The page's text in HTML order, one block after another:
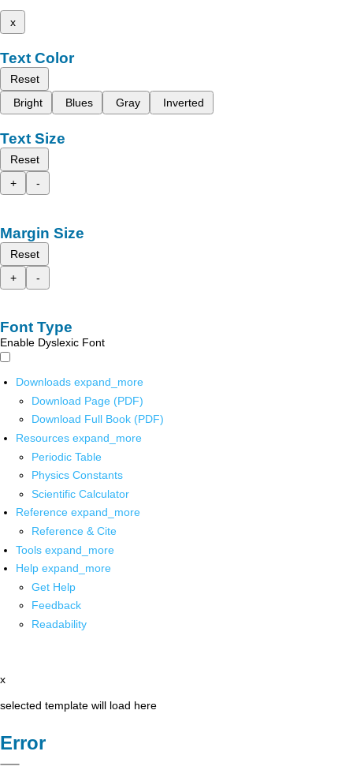
x
Text Color
Reset
Bright
Blues Gray Inverted
Text Size
Reset
+
-
Margin Size
Reset
+
-
Font Type
Enable Dyslexic Font
Downloads expand_more
Download Page (PDF)
Download Full Book (PDF)
Resources expand_more
Periodic Table
Physics Constants
Scientific Calculator
Reference expand_more
Reference & Cite
Tools expand_more
Help expand_more
Get Help
Feedback
Readability
x
selected template will load here
Error